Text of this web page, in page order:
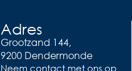
Adres
Grootzand 144,
9200 Dendermonde
Neem contact met ons op